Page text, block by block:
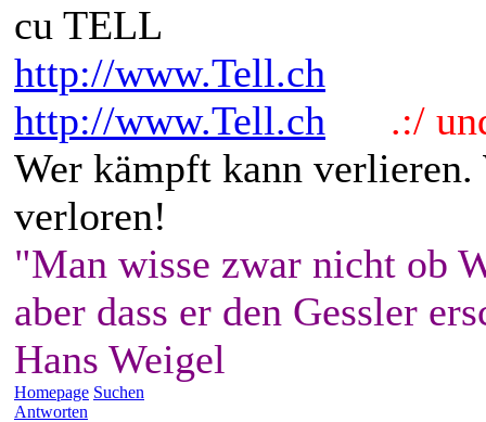
cu TELL
http://www.Tell.ch
http://www.Tell.ch
.:/
Wer kämpft kann
verloren!
"Man wisse zwar nicht ob
aber dass er den Gessler
Hans Weigel
Homepage Suchen
Antworten